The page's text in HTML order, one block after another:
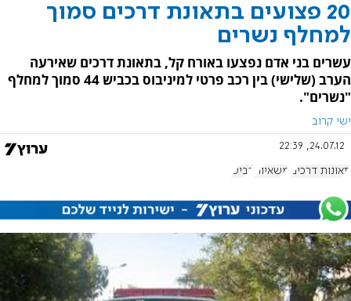
20 פצועים בתאונת דרכים סמוך
למחלף נשרים
עשרים בני אדם נפצעו באורח קל, בתאונת דרכים שאירעה
הערב (שלישי) בין רכב פרטי למיניבוס בכביש 44 סמוך למחלף
"נשרים".
ישי קרוב
24.07.12, 22:39
תאונות דרכים משאיות כביש